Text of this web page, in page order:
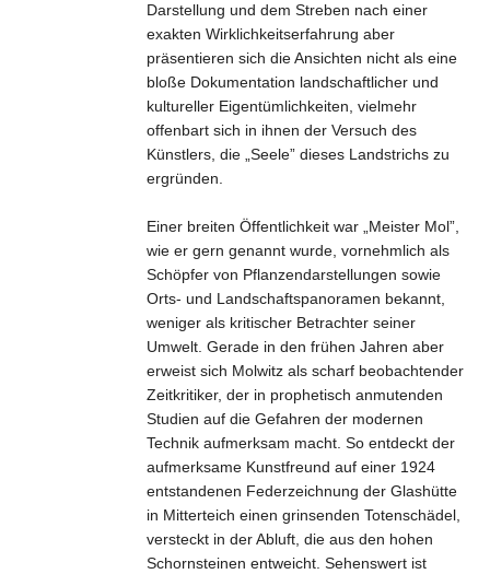
Darstellung und dem Streben nach einer
exakten Wirklichkeitserfahrung aber
präsentieren sich die Ansichten nicht als eine
bloße Dokumentation landschaftlicher und
kultureller Eigentümlichkeiten, vielmehr
offenbart sich in ihnen der Versuch des
Künstlers, die „Seele” dieses Landstrichs zu
ergründen.
Einer breiten Öffentlichkeit war „Meister Mol”,
wie er gern genannt wurde, vornehmlich als
Schöpfer von Pflanzendarstellungen sowie
Orts- und Landschaftspanoramen bekannt,
weniger als kritischer Betrachter seiner
Umwelt. Gerade in den frühen Jahren aber
erweist sich Molwitz als scharf beobachtender
Zeitkritiker, der in prophetisch anmutenden
Studien auf die Gefahren der modernen
Technik aufmerksam macht. So entdeckt der
aufmerksame Kunstfreund auf einer 1924
entstandenen Federzeichnung der Glashütte
in Mitterteich einen grinsenden Totenschädel,
versteckt in der Abluft, die aus den hohen
Schornsteinen entweicht. Sehenswert ist